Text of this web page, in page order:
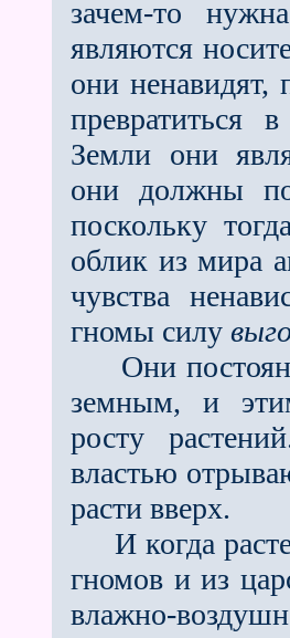
зачем-то
являются
они ненавидят,
превратиться
Земли они
они должны
поскольку
облик из мира
чувства
гномы силу
Они
земным, и
росту
властью
расти вверх.
И когда
гномов и из
влажно-